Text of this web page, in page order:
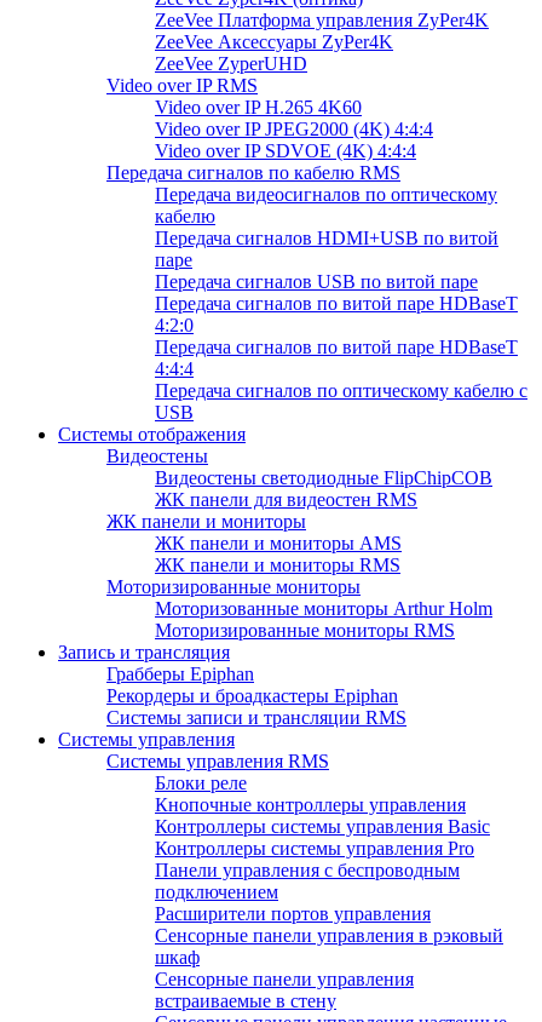
ZeeVee Платформа управления ZyPer4K
ZeeVee Аксессуары ZyPer4K
ZeeVee ZyperUHD
Video over IP RMS
Video over IP H.265 4K60
Video over IP JPEG2000 (4K) 4:4:4
Video over IP SDVOE (4K) 4:4:4
Передача сигналов по кабелю RMS
Передача видеосигналов по оптическому
кабелю
Передача сигналов HDMI+USB по витой
паре
Передача сигналов USB по витой паре
Передача сигналов по витой паре HDBaseT
4:2:0
Передача сигналов по витой паре HDBaseT
4:4:4
Передача сигналов по оптическому кабелю с
USB
Системы отображения
Видеостены
Видеостены светодиодные FlipChipCOB
ЖК панели для видеостен RMS
ЖК панели и мониторы
ЖК панели и мониторы AMS
ЖК панели и мониторы RMS
Моторизированные мониторы
Моторизованные мониторы Arthur Holm
Моторизированные мониторы RMS
Запись и трансляция
Грабберы Epiphan
Рекордеры и броадкастеры Epiphan
Системы записи и трансляции RMS
Системы управления
Системы управления RMS
Блоки реле
Кнопочные контроллеры управления
Контроллеры системы управления Basic
Контроллеры системы управления Pro
Панели управления с беспроводным
подключением
Расширители портов управления
Сенсорные панели управления в рэковый
шкаф
Сенсорные панели управления
встраиваемые в стену